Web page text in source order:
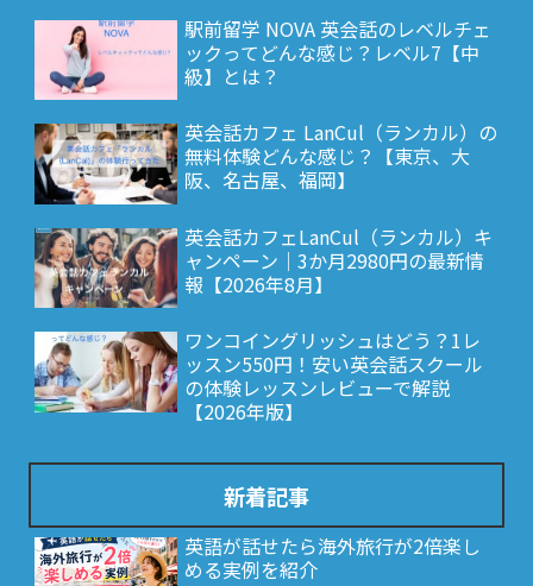
駅前留学 NOVA 英会話のレベルチェ
ックってどんな感じ？レベル7【中
級】とは？
英会話カフェ LanCul（ランカル）の
無料体験どんな感じ？【東京、大
阪、名古屋、福岡】
英会話カフェLanCul（ランカル）キ
ャンペーン｜3か月2980円の最新情
報【2026年8月】
ワンコイングリッシュはどう？1レ
ッスン550円！安い英会話スクール
の体験レッスンレビューで解説
【2026年版】
新着記事
英語が話せたら海外旅行が2倍楽し
める実例を紹介